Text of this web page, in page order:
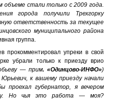
объеме стали только с 2009 года.
города получили Трехгорку
ответственность за текущее
муниципального района
группа.
прокомментировал упреки в свой
убрали только к приезду врио
— прим. «Одинцово-ИНФО»)
к вашему приезду начали
проехал губернатор, я вечером
Но чья это работа — моя?